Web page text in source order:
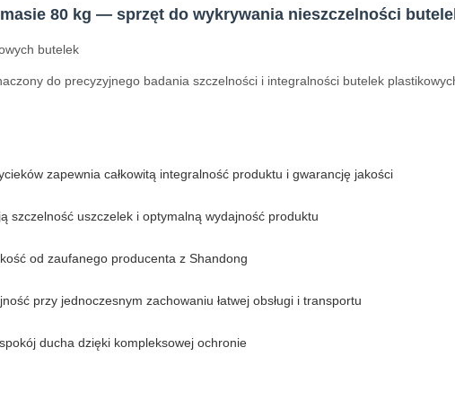
80 kg — sprzęt do wykrywania nieszczelności
butelek
do precyzyjnego badania szczelności i integralności butelek
zapewnia całkowitą integralność produktu i gwarancję jakości
szczelność uszczelek i optymalną wydajność produktu
od zaufanego producenta z Shandong
przy jednoczesnym zachowaniu łatwej obsługi i transportu
ducha dzięki kompleksowej ochronie